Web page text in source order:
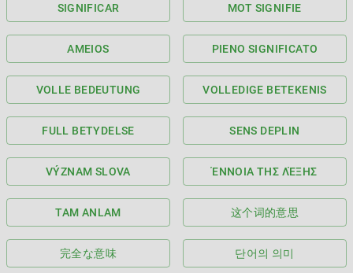
SIGNIFICAR MOT SIGNIFIE
AMEIOS PIENO SIGNIFICATO
VOLLE BEDEUTUNG VOLLEDIGE BETEKENIS
FULL BETYDELSE SENS DEPLIN
VÝZNAM SLOVA ΈΝΝΟΙΑ ΤΗΣ ΛΈΞΗΣ
TAM ANLAM 这个词的意思
完全な意味 단어의 의미